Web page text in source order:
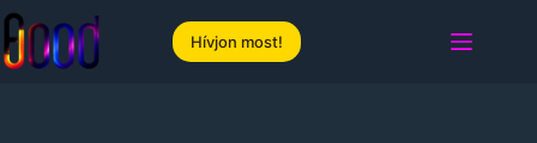
Skip
content
Hívjon most!